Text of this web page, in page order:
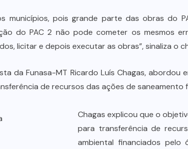
municípios, pois grande parte das obras do
do PAC 2 não pode cometer os mesmos
licitar e depois executar as obras”, sinaliza o
da Funasa-MT Ricardo Luís Chagas,
de recursos das ações de saneamento
Chagas explicou que o
para transferência de
ambiental financiados pelo
cobre apenas 9 dias
alimentação em Mato
à